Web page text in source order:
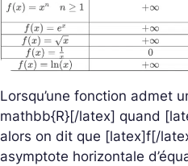
Lorsqu’une fonction admet
mathbb{R}[/latex] quand
alors on dit que [latex]f[/
asymptote horizontale